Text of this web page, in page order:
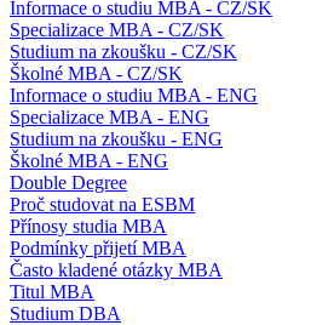
Informace o studiu MBA - CZ/SK
Specializace MBA - CZ/SK
Studium na zkoušku - CZ/SK
Školné MBA - CZ/SK
Informace o studiu MBA - ENG
Specializace MBA - ENG
Studium na zkoušku - ENG
Školné MBA - ENG
Double Degree
Proč studovat na ESBM
Přínosy studia MBA
Podmínky přijetí MBA
Často kladené otázky MBA
Titul MBA
Studium DBA